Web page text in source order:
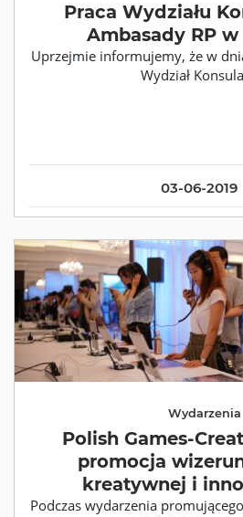
03-06-2019
Praca Wydziału
Ambasady RP
Uprzejmie informujemy, że w
Wydział
Wydarzenia
Polish Games-
promocja
kreatywnej i
Podczas wydarzenia